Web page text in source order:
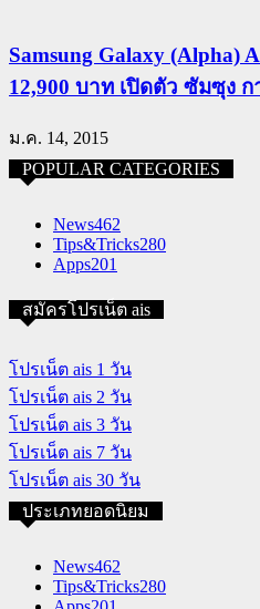
Samsung Galaxy (Alpha)
12,900 บาท เปิดตัว ซัมซุง
ม.ค. 14, 2015
POPULAR CATEGORIES
News462
Tips&Tricks280
Apps201
สมัครโปรเน็ต ais
โปรเน็ต ais 1 วัน
โปรเน็ต ais 2 วัน
โปรเน็ต ais 3 วัน
โปรเน็ต ais 7 วัน
โปรเน็ต ais 30 วัน
ประเภทยอดนิยม
News462
Tips&Tricks280